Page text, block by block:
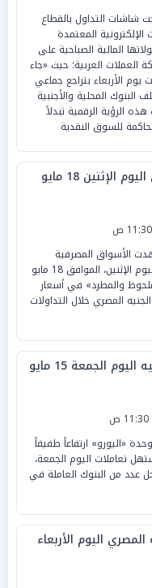
شاشات التداول بالقطاع
المعتمدة
المالية الصباحية على
العربية؛ حيث «جاء
يوم الأربعاء بتراجع جماعي
المحلية والأجنبية
الرؤية الرقمية تبدلاً
للسوق النقدية
أسعار الريال السعودي اليوم الإثنين 18 مايو
الأسواق المصرفية
والبنوك العاملة في مصر اليوم الإثنين، الموافق 18 مايو
الملحوظ والمطرد» في أسعار
المصري خلال التداولات
سعر اليورو مقابل الجنيه اليوم الجمعة 15 مايو
«اليورو» ارتفاعاً طفيفاً
تعاملات اليوم الجمعة،
15 مايو 2026، داخل عدد من البنوك العاملة في
اليوم الأربعاء